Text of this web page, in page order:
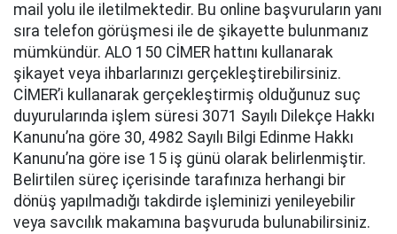
mail yolu ile iletilmektedir. Bu online başvuruların yanı
sıra telefon görüşmesi ile de şikayette bulunmanız
mümkündür. ALO 150 CİMER hattını kullanarak
şikayet veya ihbarlarınızı gerçekleştirebilirsiniz.
CİMER’i kullanarak gerçekleştirmiş olduğunuz suç
duyurularında işlem süresi 3071 Sayılı Dilekçe Hakkı
Kanunu’na göre 30, 4982 Sayılı Bilgi Edinme Hakkı
Kanunu’na göre ise 15 iş günü olarak belirlenmiştir.
Belirtilen süreç içerisinde tarafınıza herhangi bir
dönüş yapılmadığı takdirde işleminizi yenileyebilir
veya savcılık makamına başvuruda bulunabilirsiniz.